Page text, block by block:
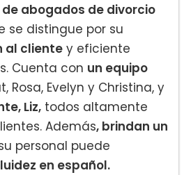
abogados de divorcio
se distingue por su
al cliente y eficiente
Cuenta con un equipo
Rosa, Evelyn y Christina, y
Liz, todos altamente
Además, brindan un
personal puede
en español.